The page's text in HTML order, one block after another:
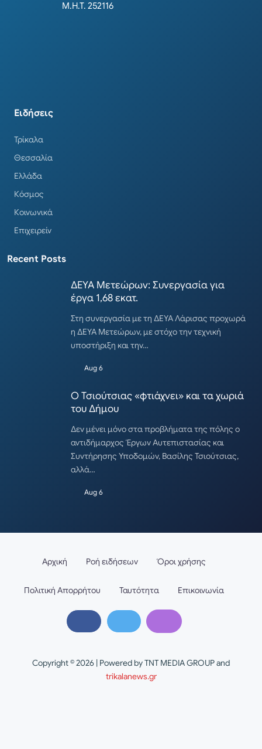
Μ.Η.Τ. 252116
Ειδήσεις
Τρίκαλα
Θεσσαλία
Ελλάδα
Κόσμος
Κοινωνικά
Επιχειρείν
Recent Posts
ΔΕΥΑ Μετεώρων: Συνεργασία για
έργα 1,68 εκατ.
Στη συνεργασία με τη ΔΕΥΑ Λάρισας προχωρά
η ΔΕΥΑ Μετεώρων, με στόχο την τεχνική
υποστήριξη και την…
Aug 6
Ο Τσιούτσιας «φτιάχνει» και τα χωριά
του Δήμου
Δεν μένει μόνο στα προβλήματα της πόλης ο
αντιδήμαρχος Έργων Αυτεπιστασίας και
Συντήρησης Υποδομών, Βασίλης Τσιούτσιας,
αλλά…
Aug 6
Copyright © 2026 | Powered by TNT MEDIA GROUP and
trikalanews.gr
Αρχική Ροή ειδήσεων Όροι χρήσης
Πολιτική Απορρήτου Ταυτότητα Επικοινωνία